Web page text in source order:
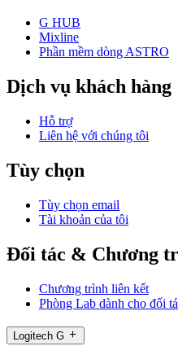
G HUB
Mixline
Phần mềm dòng ASTRO
Dịch vụ khách hàng
Hỗ trợ
Liên hệ với chúng tôi
Tùy chọn
Tùy chọn email
Tài khoản của tôi
Đối tác & Chương
Chương trình liên kết
Phòng Lab dành cho đối
Logitech G